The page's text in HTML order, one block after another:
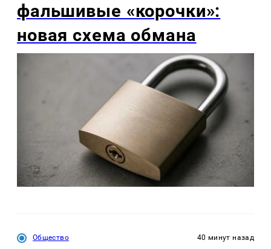
фальшивые «корочки»:
новая схема обмана
Общество 40 минут назад